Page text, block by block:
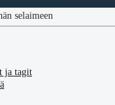
selaimeen
ja tagit